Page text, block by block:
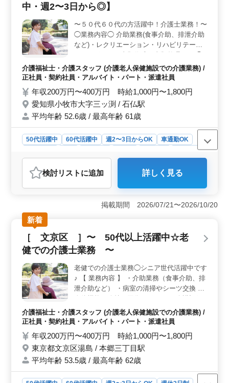
まで利用者の方々の日常生活を支える業務があります。
い活動があります。 ＜給与＆福利厚生＞ 年収200万
円〜400万円、時給1,000円〜1,800円という給与水準は介
護職としての価値をしっかりと評価しています。福利厚
生も充実しており、週休2日シフト制や年末年始休暇など
休息もしっかりと取れる環境です。
中・週2〜3日から◎】
〜５０代６０代の方活躍中！介護士業務！〜
◯業務内容◯ 介助業務(食事介助、排泄介助
など)・レクリエーション・リハビリテーシ
ポイント◯ 車通勤可能 週2〜3日から◎ 是非
ご応募お待ちしております！
介護福祉士・介護スタッフ (介護老人保健施設での介護業務) /
正社員・契約社員・アルバイト・パート・派遣社員
年収200万円〜400万円 時給1,000円〜1,800円
愛知県小牧市大字三ッ渕 / 石仏駅
平均年齢 52.6歳 / 最高年齢 61歳
50代活躍中 60代活躍中 週2〜3日からOK
車通勤OK
派遣社員
介護福祉士・介護スタッフ
おすすめポイント
＜車通勤可能＞ 車通勤が可能なので公共交通機関のス
ケジュールに縛られることなく、自分のペースで通勤で
きます。特に地方での就業や施設へのアクセスが難しい
場合に便利です。また無料駐車場完備で駐車スペースの
確保にも心配がありません。 ＜柔軟な勤務体制＞
週2〜3日からの勤務が可能なので自分の生活リズムや予
定に合わせて働けます。これにより副業や家事との両立
す。またシフト制度も導入されており、希望に応じて勤
務日や時間を調整できます。 ＜中高年活躍中＞ 50
代から60代の方々が多数活躍しており、経験豊富な方々
がチームを支えています。年齢や性別に関係なく、誰も
が尊重され、活躍できる環境が整っています。またシニ
ア世代の方々にとっても働きやすい環境が整っており、
安心して長く働ける職場です。
検討リスト に追加 詳しく見る
掲載期間 2026/07/21〜2026/10/20
新着
［ 文京区 ］〜 50代以上活躍中☆老
健での介護士業務 〜
老健での介護士業務◯シニア世代活躍中です
♪ 【 業務内容 】 ・介助業務（食事介助、排
泄介助など） ・病室の清掃やシーツ交換 ・
作成 ・申し送り 【 備考 】 ＊交通費実費支
給 皆様からのご応募お待ちしておりま
介護福祉士・介護スタッフ (介護老人保健施設での介護業務) /
正社員・契約社員・アルバイト・パート・派遣社員
年収200万円〜400万円 時給1,000円〜1,800円
東京都文京区湯島 / 本郷三丁目駅
平均年齢 53.5歳 / 最高年齢 62歳